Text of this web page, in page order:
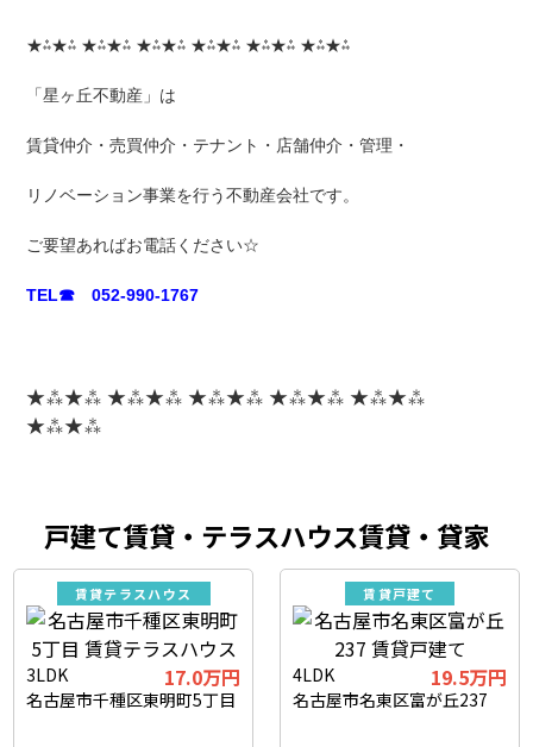
★⁂★⁂ ★⁂★⁂ ★⁂★⁂ ★⁂★⁂ ★⁂★⁂ ★⁂★⁂
「星ヶ丘不動産」は
賃貸仲介・売買仲介・テナント・店舗仲介・管理・
リノベーション事業を行う不動産会社です。
ご要望あればお電話ください☆
TEL☎ 052-990-1767
★⁂★⁂ ★⁂★⁂ ★⁂★⁂ ★⁂★⁂ ★⁂★⁂
★⁂★⁂
戸建て賃貸・テラスハウス賃貸・貸家
賃貸テラスハウス
3LDK 17.0万円
名古屋市千種区東明町5丁目
賃貸戸建て
4LDK 19.5万円
名古屋市名東区富が丘237